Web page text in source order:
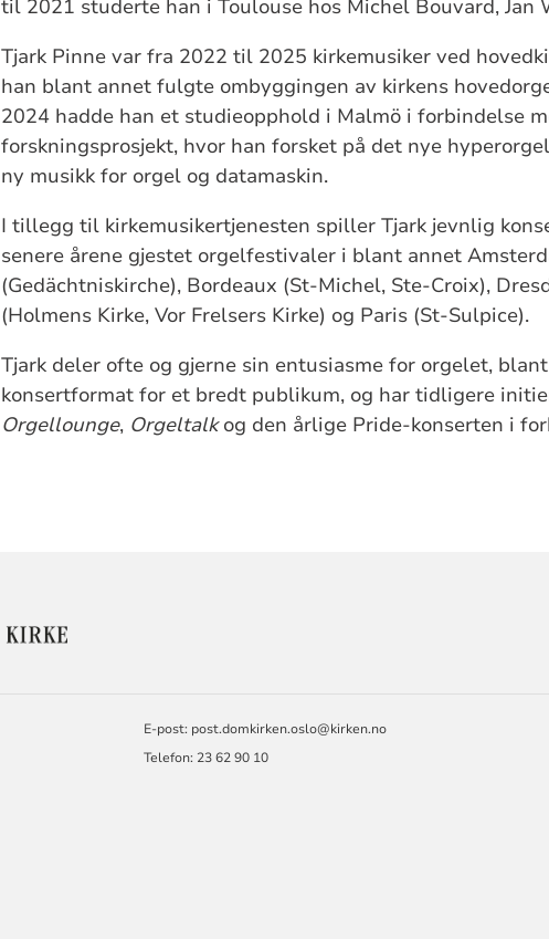
til 2021 studerte han i Toulouse hos Michel Bouvard, Jan
Tjark Pinne var fra 2022 til 2025 kirkemusiker ved
han blant annet fulgte ombyggingen av kirkens
2024 hadde han et studieopphold i Malmö i forbindelse
forskningsprosjekt, hvor han forsket på det nye
ny musikk for orgel og datamaskin.
I tillegg til kirkemusikertjenesten spiller Tjark jevnlig
senere årene gjestet orgelfestivaler i blant annet
(Gedächtniskirche), Bordeaux (St-Michel, Ste-Croix),
(Holmens Kirke, Vor Frelsers Kirke) og Paris (St-Sulpice).
Tjark deler ofte og gjerne sin entusiasme for orgelet,
konsertformat for et bredt publikum, og har tidligere
Orgellounge, Orgeltalkog den årlige Pride-konserten i
KONTAKTINFORMASJON
E-post: post.domkirken.oslo@kirken.no
Telefon: 23 62 90 10